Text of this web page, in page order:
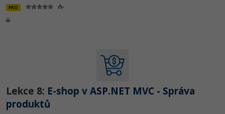
PRO
Lekce 8: E-shop v ASP.NET MVC - Správa
produktů